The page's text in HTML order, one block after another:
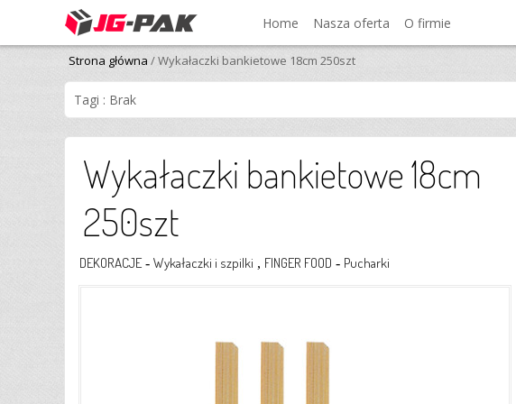
Home Nasza oferta O firmie
Strona główna / Wykałaczki bankietowe 18cm 250szt
Tagi : Brak
Wykałaczki bankietowe 18cm
250szt
DEKORACJE - Wykałaczki i szpilki , FINGER FOOD - Pucharki